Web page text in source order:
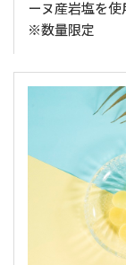
ーヌ産岩塩を使
※数量限定